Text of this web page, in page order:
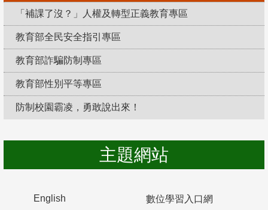
「補課了沒？」人權及轉型正義教育專區
教育部全民安全指引專區
教育部詐騙防制專區
教育部性別平等專區
防制校園霸凌，勇敢說出來！
主題網站
English 數位學習入口網